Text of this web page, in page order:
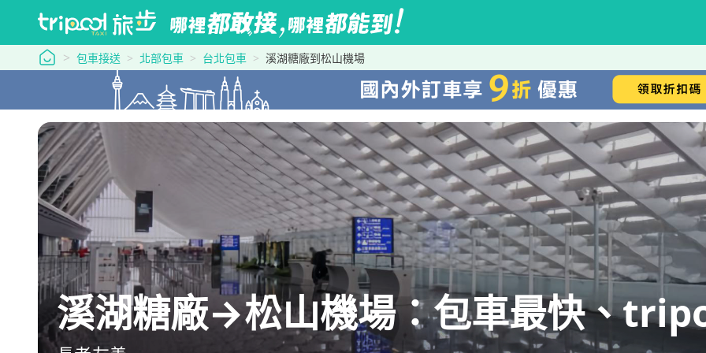
tripool 旅步
包車接送 北部包車 台北包車 溪湖糖廠到松山機場
溪湖糖廠→松山機場：包車最快、